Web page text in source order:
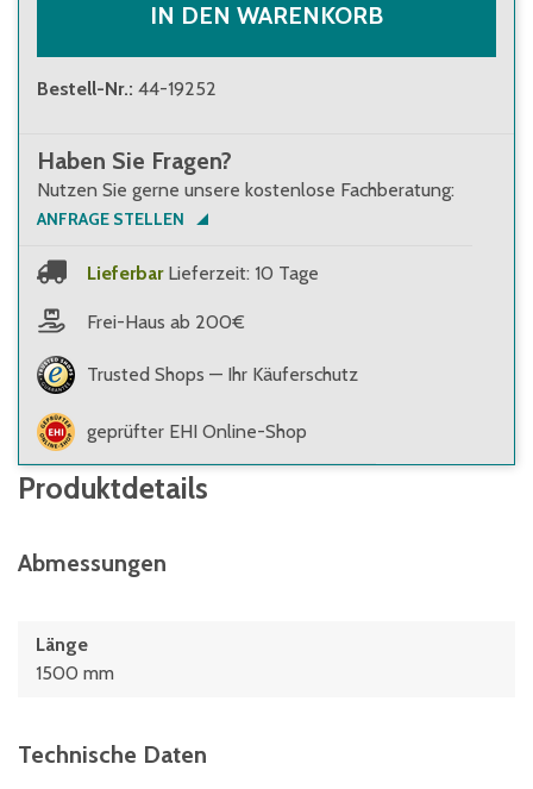
IN DEN WARENKORB
Bestell-Nr.: 44-19252
Haben Sie Fragen?
Nutzen Sie gerne unsere kostenlose Fachberatung:
ANFRAGE STELLEN
Lieferbar Lieferzeit: 10 Tage
Frei-Haus ab 200€
Trusted Shops — Ihr Käuferschutz
geprüfter EHI Online-Shop
Produktdetails
Abmessungen
Länge
1500 mm
Technische Daten